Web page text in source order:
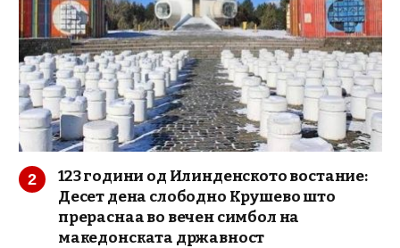
123 години од Илинденското востание:
Десет дена слободно Крушево што
прераснаа во вечен симбол на
македонската државност